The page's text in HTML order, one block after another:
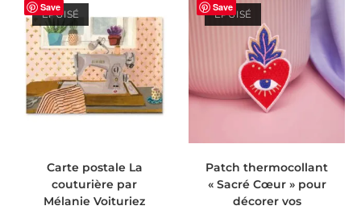
Save
ÉPUISÉ
Carte postale La
couturière par
Mélanie Voituriez
Save
ÉPUISÉ
Patch thermocollant
« Sacré Cœur » pour
décorer vos